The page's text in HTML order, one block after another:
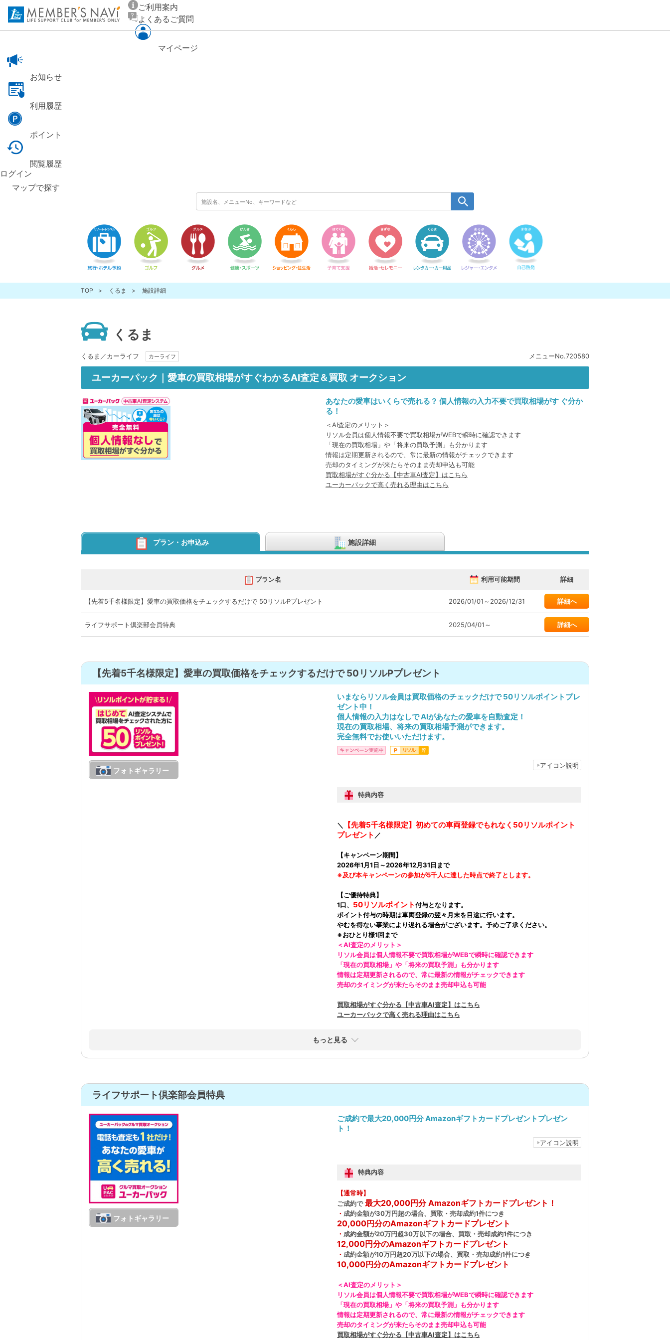
ご利用案内
よくあるご質問
マイページ
お知らせ
利用履歴
ポイント
閲覧履歴
ログイン
マップで探す
TOP くるま 施設詳細
くるま
くるま／カーライフ カーライフ メニューNo.720580
ユーカーパック｜愛車の買取相場がすぐわかるAI査定＆買取 オークション
あなたの愛車はいくらで売れる？ 個人情報の入力不要で買取相場がす ぐ分か
る！
＜AI査定のメリット＞
リソル会員は個人情報不要で買取相場がWEBで瞬時に確認できます
「現在の買取相場」や「将来の買取予測」も分かります
情報は定期更新されるので、常に最新の情報がチェックできます
売却のタイミングが来たらそのまま売却申込も可能
買取相場がすぐ分かる【中古車AI査定】はこちら
ユーカーパックで高く売れる理由はこちら
プラン・お申込み 施設詳細
プラン名 利用可能期間 詳細
【先着5千名様限定】愛車の買取価格をチェックするだけで 50リソルPプレゼント 2026/01/01～2026/12/31 詳細へ
ライフサポート倶楽部会員特典 2025/04/01～ 詳細へ
【先着5千名様限定】愛車の買取価格をチェックするだけで 50リソルPプレゼント
フォトギャラリー
いまならリソル会員は買取価格のチェックだけで 50リソルポイントプレ
ゼント中！
個人情報の入力はなしで AIがあなたの愛車を自動査定！
現在の買取相場、将来の買取相場予測ができます。
完全無料でお使いいただけます。
アイコン説明
特典内容
＼
【先着5千名様限定】初めての車両登録でもれなく50リソルポイント
プレゼント ／
【キャンペーン期間】
2026年1月1日～2026年12月31日まで
※及び本キャンペーンの参加が5千人に達した時点で終了とします。
【ご優待特典】
1口、 50リソルポイント付与となります。
ポイント付与の時期は車両登録の翌々月末を目途に行います。
やむを得ない事業により遅れる場合がございます。予めご了承ください。
※おひとり様1回まで
＜AI査定のメリット＞
リソル会員は個人情報不要で買取相場がWEBで瞬時に確認できます
「現在の買取相場」や「将来の買取予測」も分かります
情報は定期更新されるので、常に最新の情報がチェックできます
売却のタイミングが来たらそのまま売却申込も可能
買取相場がすぐ分かる【中古車AI査定】はこちら
ユーカーパックで高く売れる理由はこちら
もっと見る
ライフサポート倶楽部会員特典
フォトギャラリー
ご成約で最大20,000円分 Amazonギフトカードプレゼントプレゼン
ト！
アイコン説明
特典内容
【通常時】
ご成約で最大20,000円分 Amazonギフトカードプレゼント！
・ 成約金額が30万円超の場合、買取・売却成約1件につき
20,000円分のAmazonギフトカードプレゼント
・ 成約金額が20万円超30万以下の場合、買取・売却成約1件につき
12,000円分のAmazonギフトカードプレゼント
・ 成約金額が10万円超20万以下の場合、買取・売却成約1件につき
10,000円分のAmazonギフトカードプレゼント
＜AI査定のメリット＞
リソル会員は個人情報不要で買取相場がWEBで瞬時に確認できます
「現在の買取相場」や「将来の買取予測」も分かります
情報は定期更新されるので、常に最新の情報がチェックできます
売却のタイミングが来たらそのまま売却申込も可能
買取相場がすぐ分かる【中古車AI査定】はこちら